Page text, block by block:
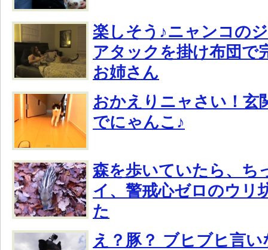
楽しそう♪ニャンコの
アタックを掛け布団で
お姉さん
おかえりニャさい！玄
でにゃんこ♪
森を歩いていたら、ち
イ、警戒心ゼロのウリ
た
え？豚？ ブヒブヒ言